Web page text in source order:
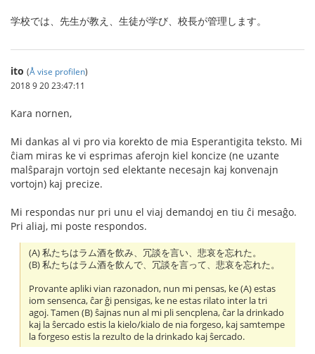
学校では、先生が教え、生徒が学び、校長が管理します。
ito (Å vise profilen)
2018 9 20 23:47:11
Kara nornen,
Mi dankas al vi pro via korekto de mia Esperantigita teksto. Mi
ĉiam miras ke vi esprimas aferojn kiel koncize (ne uzante
malŝparajn vortojn sed elektante necesajn kaj konvenajn
vortojn) kaj precize.
Mi respondas nur pri unu el viaj demandoj en tiu ĉi mesaĝo.
Pri aliaj, mi poste respondos.
(A) 私たちはラム酒を飲み、冗談を言い、悲哀を忘れた。
(B) 私たちはラム酒を飲んで、冗談を言って、悲哀を忘れた。
Provante apliki vian razonadon, nun mi pensas, ke (A) estas
iom sensenca, ĉar ĝi pensigas, ke ne estas rilato inter la tri
agoj. Tamen (B) ŝajnas nun al mi pli sencplena, ĉar la drinkado
kaj la ŝercado estis la kielo/kialo de nia forgeso, kaj samtempe
la forgeso estis la rezulto de la drinkado kaj ŝercado.